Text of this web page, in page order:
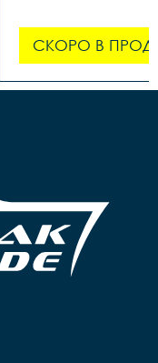
СКОРО В